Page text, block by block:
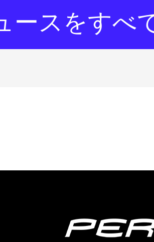
ースをすべ